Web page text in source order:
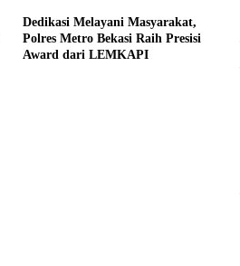
Dedikasi Melayani Masyarakat,
Polres Metro Bekasi Raih Presisi
Award dari LEMKAPI